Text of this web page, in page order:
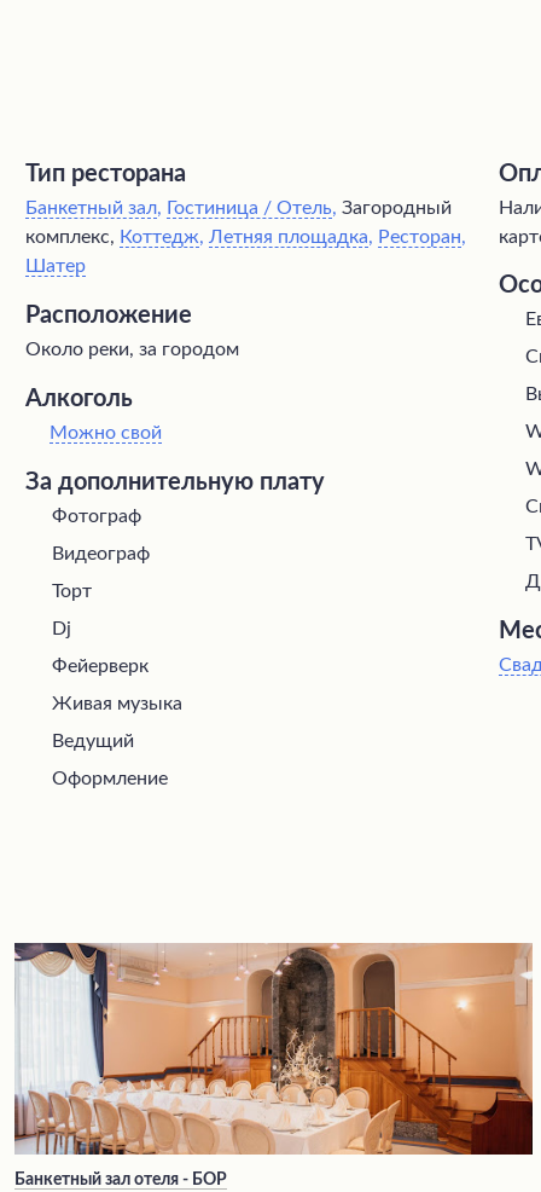
Тип ресторана
Банкетный зал, Гостиница / Отель, Загородный
комплекс, Коттедж, Летняя площадка, Ресторан,
Шатер
Расположение
Около реки, за городом
Алкоголь
Можно свой
За дополнительную плату
Фотограф
Видеограф
Торт
Dj
Фейерверк
Живая музыка
Ведущий
Оформление
Банкетный зал отеля - БОР